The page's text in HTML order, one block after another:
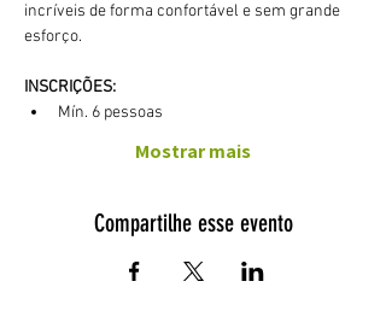
incríveis de forma confortável e sem grande
esforço.
INSCRIÇÕES:
Mín. 6 pessoas
Mostrar mais
Compartilhe esse evento